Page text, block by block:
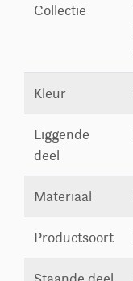
Collectie
Kleur
Liggende
deel
Materiaal
Productsoort